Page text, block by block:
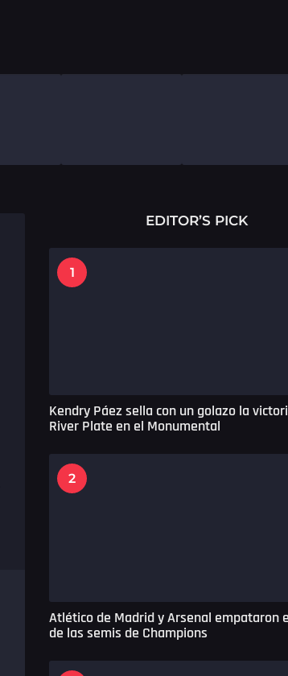
EDITOR’S PICK
1
Kendry Páez sella con un golazo la
River Plate en el Monumental
2
Atlético de Madrid y Arsenal empataron
de las semis de Champions